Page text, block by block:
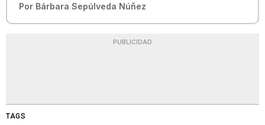
Por Bárbara Sepúlveda Núñez
PUBLICIDAD
TAGS